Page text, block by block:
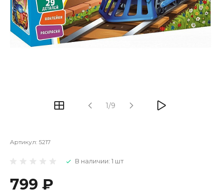
1/9
Артикул: 5217
В наличии: 1 шт
799 ₽